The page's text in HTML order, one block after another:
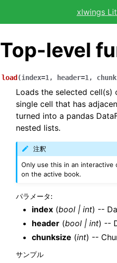
xlwings
Top-level
load (index=1 , header=1 ,
Loads the selected
single cell that has
turned into a pandas
nested lists.
注釈
Only use this in an
on the active book.
パラメータ:
index (bool | int) --
header (bool | int) --
chunksize (int) --
サンプル